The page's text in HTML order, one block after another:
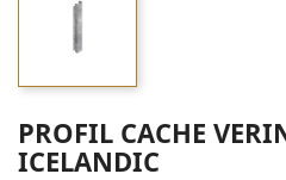
PROFIL CACHE
ICELANDIC